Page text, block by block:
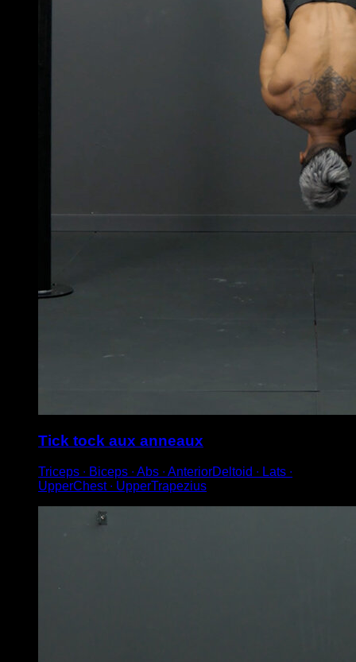
Tick tock aux anneaux
Triceps ∙ Biceps ∙ Abs ∙ AnteriorDeltoid ∙ Lats ∙
UpperChest ∙ UpperTrapezius